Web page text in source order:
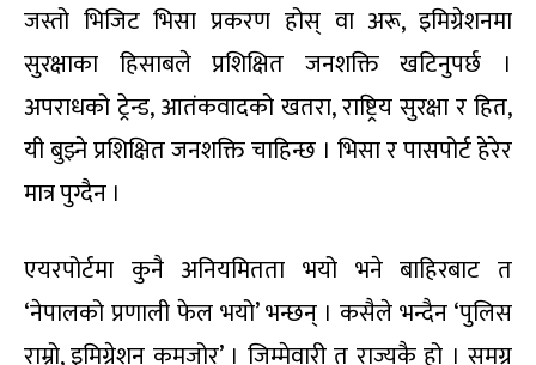
जस्तो भिजिट भिसा प्रकरण होस् वा अरू, इमिग्रेशनमा
सुरक्षाका हिसाबले प्रशिक्षित जनशक्ति खटिनुपर्छ ।
अपराधको ट्रेन्ड, आतंकवादको खतरा, राष्ट्रिय सुरक्षा र हित,
यी बुझ्ने प्रशिक्षित जनशक्ति चाहिन्छ । भिसा र पासपोर्ट हेरेर
मात्र पुग्दैन ।
एयरपोर्टमा कुनै अनियमितता भयो भने बाहिरबाट त
‘नेपालको प्रणाली फेल भयो’ भन्छन् । कसैले भन्दैन ‘पुलिस
राम्रो, इमिग्रेशन कमजोर’ । जिम्मेवारी त राज्यकै हो । समग्र